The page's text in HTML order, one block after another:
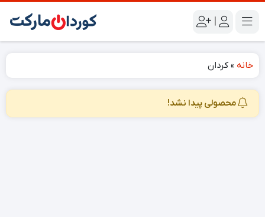
|
خانه » کردان
محصولی پیدا نشد!